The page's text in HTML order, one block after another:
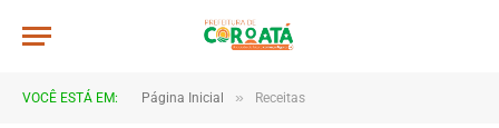
VOCÊ ESTÁ EM: Página Inicial » Receitas